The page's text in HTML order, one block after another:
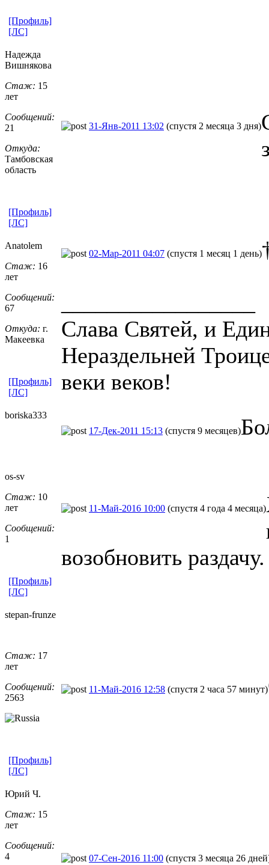
[Профиль]
[ЛС]
Надежда
Вишнякова
Стаж: 15
лет
Сообщений:
21
Откуда:
Тамбовская
область
31-Янв-2011 13:02 (спустя 2 месяца 3 дня)
[Профиль]
[ЛС]
Anatolem
Стаж: 16
лет
Сообщений:
67
Откуда: г.
Макеевка
02-Мар-2011 04:07 (спустя 1 месяц 1 день)
Слава Святей, и
Нераздельней
веки веков!
[Профиль]
[ЛС]
boriska333
17-Дек-2011 15:13 (спустя 9 месяцев)
os-sv
Стаж: 10
лет
Сообщений:
1
11-Май-2016 10:00 (спустя 4 года 4 месяца)
возобновить раздачу.
[Профиль]
[ЛС]
stepan-frunz​e
Стаж: 17
лет
Сообщений:
2563
11-Май-2016 12:58 (спустя 2 часа 57 минут)
[Профиль]
[ЛС]
Юрий Ч.
Стаж: 15
лет
Сообщений:
4
07-Сен-2016 11:00 (спустя 3 месяца 26